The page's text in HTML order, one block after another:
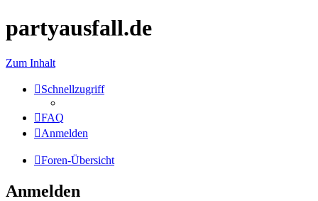
partyausfall.de
Zum Inhalt
Schnellzugriff
FAQ
Anmelden
Foren-Übersicht
Anmelden